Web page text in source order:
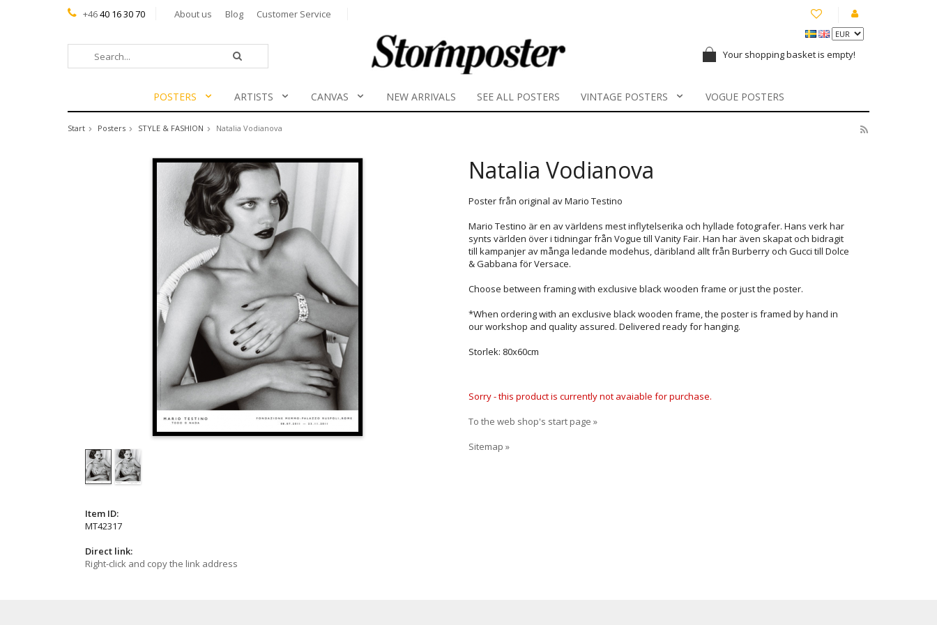
+4640 16 30 70 About us Blog Customer Service
Your shopping basket is empty!
POSTERS ARTISTS CANVAS NEW ARRIVALS SEE ALL POSTERS VINTAGE POSTERS VOGUE POSTERS
Start Posters STYLE & FASHION Natalia Vodianova
Natalia Vodianova
Poster från original av Mario Testino
Mario Testino är en av världens mest inflytelserika och hyllade fotografer. Hans verk har
synts världen över i tidningar från Vogue till Vanity Fair. Han har även skapat och bidragit
till kampanjer av många ledande modehus, däribland allt från Burberry och Gucci till Dolce
& Gabbana för Versace.
Choose between framing with exclusive black wooden frame or just the poster.
*When ordering with an exclusive black wooden frame, the poster is framed by hand in
our workshop and quality assured. Delivered ready for hanging.
Storlek: 80x60cm
Sorry - this product is currently not avaiable for purchase.
To the web shop's start page »
Sitemap »
Item ID:
MT42317
Direct link:
Right-click and copy the link address